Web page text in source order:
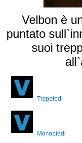
Velbon è
puntato
suoi
Treppiedi
Monopiedi